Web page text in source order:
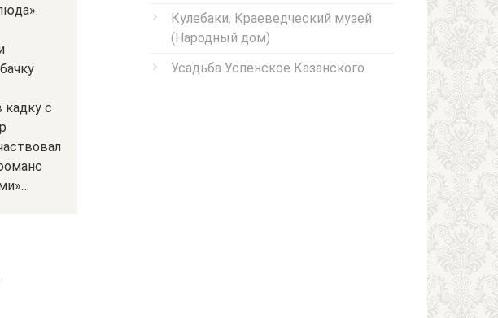
кадку с
Кулебаки. Краеведческий музей
(Народный дом)
Усадьба Успенское Казанского